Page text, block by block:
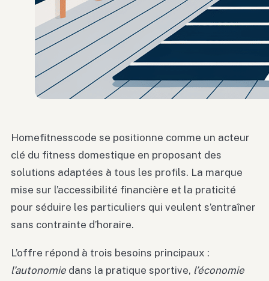
Homefitnesscode se positionne comme un acteur
clé du fitness domestique en proposant des
solutions adaptées à tous les profils. La marque
mise sur l’accessibilité financière et la praticité
pour séduire les particuliers qui veulent s’entraîner
sans contrainte d’horaire.
L’offre répond à trois besoins principaux :
l’autonomie dans la pratique sportive, l’économie